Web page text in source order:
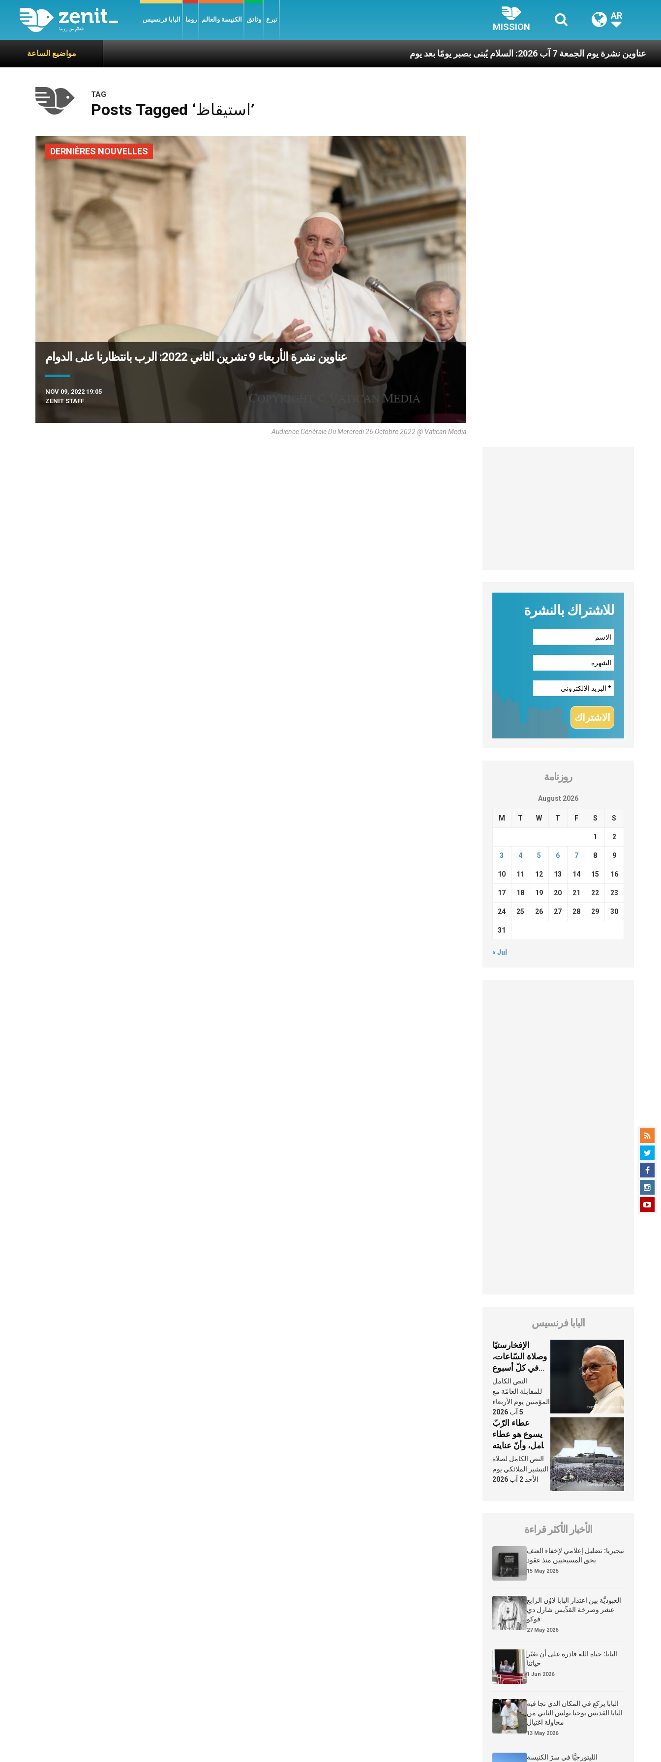
البابا فرنسيس روما الكنيسة والعالم وثائق تبرع
MISSION
AR
مواضيع الساعة عناوين نشرة يوم الجمعة 7 آب 2026: السلام يُبنى بصبر يومًا بعد يوم الآخرين
TAG
Posts Tagged ‘استيقاظ’
DERNIÈRES NOUVELLES
عناوين نشرة الأربعاء 9 تشرين الثاني 2022: الرب بانتظارنا على الدوام
NOV 09, 2022 19:05
ZENIT STAFF
Audience Générale Du Mercredi 26 Octobre 2022 @ Vatican Media
للاشتراك بالنشرة
روزنامة
August 2026
M T W T F S S
1 2
3 4 5 6 7 8 9
10 11 12 13 14 15 16
17 18 19 20 21 22 23
24 25 26 27 28 29 30
31
« Jul
البابا فرنسيس
الإفخارستيّا
وصلاة السّاعات،
في كلّ أسبوع
وكلّ يوم، هما
النَّفَس في حياة
الكنيسة
النص الكامل
للمقابلة العامّة مع
المؤمنين يوم الأربعاء
5 آب 2026
عطاء الرّبّ
يسوع هو عطاء
شامل، وأنّ عنايته
بنا لا تغيب عنّا
أبدًا
النص الكامل لصلاة
التبشير الملائكي يوم
الأحد 2 آب 2026
الأخبار الأكثر قراءة
نيجيريا: تضليل إعلامي لإخفاء العنف
بحق المسيحيين منذ عقود
15 May 2026
العبوديَّة بين اعتذار البابا لاوُن الرابع
عشر وصرخة القدِّيس شارل دي
فوكو
27 May 2026
البابا: حياة الله قادرة على أن تغيّر
حياتنا
1 Jun 2026
البابا يركع في المكان الذي نجا فيه
البابا القديس يوحنا بولس الثاني من
محاولة اغتيال
13 May 2026
الليتورجيَّا في سرّ الكنيسة